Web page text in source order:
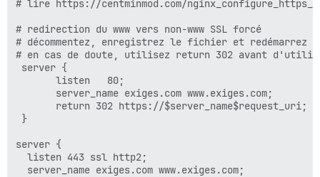
  # le serveur et/ou le site vhost
  #include /usr/local/nginx/conf/cloudflare.conf;
  include /usr/local/nginx/conf/503include-main.conf;
  # empêcher l'accès aux répertoires et fichiers ./
  #location ~ (?:^|/)\\. {
  # deny all;
  # }
  location / {
proxy_pass http://unix:/var/discourse/shared/
		    proxy_set_header        X-Forwarded-Proto https;
# lire https://centminmod.com/
# redirection du www vers non-www SSL forcé
# décommentez, enregistrez le fichier et redémarrez
# en cas de doute, utilisez return 302 avant
server {
       listen   80;
       server_name exiges.com www.exiges.com;
       return 302 https://$server_name$request_uri;
}
server {
  listen 443 ssl http2;
  server_name exiges.com www.exiges.com;